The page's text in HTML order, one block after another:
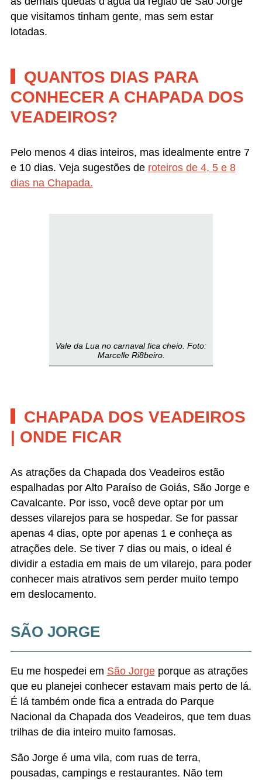
CHAPADA DOS VEADEIROS
| ONDE FICAR
As atrações da Chapada dos Veadeiros estão
espalhadas por Alto Paraíso de Goiás, São Jorge e
Cavalcante. Por isso, você deve optar por um
Eu me hospedei emSão Jorgeporque as atrações
trilhas de dia inteiro muito famosas.
São Jorge é uma vila, com ruas de terra,
farmácia, apenas poucas lojinhas bem simples,
uma mercearia e um mercadinho. Eu curti porque
adoro ter restaurantes pertinho do hotel e poder
evitar o carro à noite.
Quando for a São Jorge, tente ficar numa pousada
bonitinha: você vai voltar cansado das trilhas e
querer descansar. Uma dica é aBambu Brasil, que
minha amiga Diana conheceu. Com nota 9,3 no
condicionado e rede na varanda. A pousada é uma
graça, com jardins e áreas de estar bonitos, áreas
confortáveis para relaxar e uma pequena piscina.
O café da manhã tem bolos, frios, frutas etc.
Veja mais opções de pousadas em São Jorge
aqui
Sobre a pousada em que nos